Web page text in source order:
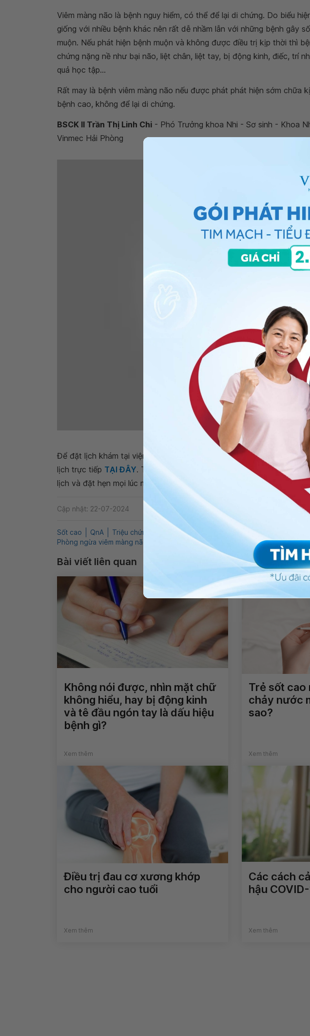
Viêm màng não là bệnh nguy hiểm, có thể để lại di chứng. Do biểu
giống với nhiều bệnh khác nên rất dễ nhầm lẫn với những bệnh gây
muộn. Nếu phát hiện bệnh muộn và không được điều trị kịp thời thì
chứng nặng nề như bại não, liệt chân, liệt tay, bị động kinh, điếc, trí
quả học tập...
Rất may là bệnh viêm màng não nếu được phát phát hiện sớm chữa
bệnh cao, không để lại di chứng.
BSCK II Trần Thị Linh Chi - Phó Trưởng khoa Nhi - Sơ sinh - Khoa
Vinmec Hải Phòng
Các loại vắc-xin cho trẻ đang có mặt ở
Để đặt lịch khám tại viện, Quý khách vui lòng bấm số HOTLINE , đặt
lịch trực tiếp TẠI ĐÂY. Tải và đặt lịch khám tự động trên ứng dụng
lịch và đặt hẹn mọi lúc mọi nơi ngay trên ứng dụng.
Cập nhật: 22-07-2024
Sốt cao QnA Triệu chứng viêm màng não
Viêm màng não có
Phòng ngừa viêm màng não ở trẻ
Điều trị viêm màng não Biến chứng của
Bài viết liên quan
Không nói được, nhìn mặt chữ
không hiểu, hay bị động kinh
và tê đầu ngón tay là dấu hiệu
bệnh gì?
Xem thêm
Trẻ sốt cao
chảy nước
sao?
Xem thêm
Điều trị đau cơ xương khớp
cho người cao tuổi
Xem thêm
Các cách
hậu
Xem thêm